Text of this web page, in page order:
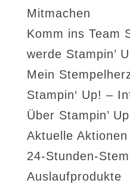
Mitmachen
Komm ins Team
werde Stampin’
Mein
Stampin‘ Up! –
Über Stampin’
Aktuelle Aktionen
24-Stunden-
Auslaufprodukte